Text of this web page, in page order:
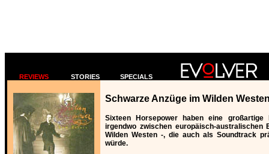
REVIEWS STORIES SPECIALS
Schwarze Anzüge im Wilden
Sixteen Horsepower haben eine großartige
irgendwo zwischen europäisch-australischen
Wilden Westen -, die auch als Soundtrack
würde.